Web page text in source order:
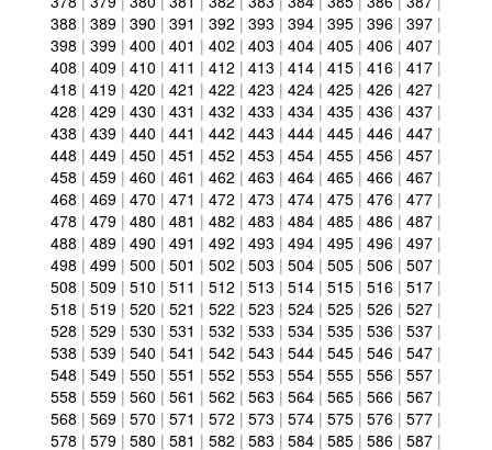
388 | 389 | 390 | 391 | 392 | 393 | 394 | 395 | 396 | 397 |
398 | 399 | 400 | 401 | 402 | 403 | 404 | 405 | 406 | 407 |
408 | 409 | 410 | 411 | 412 | 413 | 414 | 415 | 416 | 417 |
418 | 419 | 420 | 421 | 422 | 423 | 424 | 425 | 426 | 427 |
428 | 429 | 430 | 431 | 432 | 433 | 434 | 435 | 436 | 437 |
438 | 439 | 440 | 441 | 442 | 443 | 444 | 445 | 446 | 447 |
448 | 449 | 450 | 451 | 452 | 453 | 454 | 455 | 456 | 457 |
458 | 459 | 460 | 461 | 462 | 463 | 464 | 465 | 466 | 467 |
468 | 469 | 470 | 471 | 472 | 473 | 474 | 475 | 476 | 477 |
478 | 479 | 480 | 481 | 482 | 483 | 484 | 485 | 486 | 487 |
488 | 489 | 490 | 491 | 492 | 493 | 494 | 495 | 496 | 497 |
498 | 499 | 500 | 501 | 502 | 503 | 504 | 505 | 506 | 507 |
508 | 509 | 510 | 511 | 512 | 513 | 514 | 515 | 516 | 517 |
518 | 519 | 520 | 521 | 522 | 523 | 524 | 525 | 526 | 527 |
528 | 529 | 530 | 531 | 532 | 533 | 534 | 535 | 536 | 537 |
538 | 539 | 540 | 541 | 542 | 543 | 544 | 545 | 546 | 547 |
548 | 549 | 550 | 551 | 552 | 553 | 554 | 555 | 556 | 557 |
558 | 559 | 560 | 561 | 562 | 563 | 564 | 565 | 566 | 567 |
568 | 569 | 570 | 571 | 572 | 573 | 574 | 575 | 576 | 577 |
578 | 579 | 580 | 581 | 582 | 583 | 584 | 585 | 586 | 587 |